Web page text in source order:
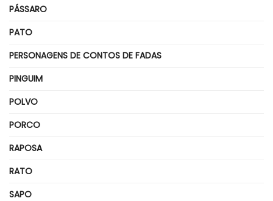
PÁSSARO
PATO
PERSONAGENS DE CONTOS DE FADAS
PINGUIM
POLVO
PORCO
RAPOSA
RATO
SAPO